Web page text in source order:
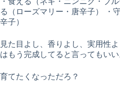
る（ローズマリー・唐辛子） ・
辛子）
見た目よし、香りよし、実用性
はもう完成してると言ってもいい
育てたくなっただろ？